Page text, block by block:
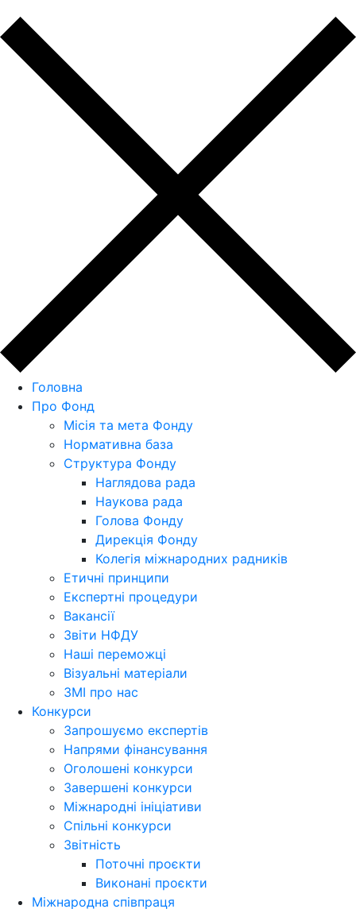
Головна
Про Фонд
Місія та мета Фонду
Нормативна база
Структура Фонду
Наглядова рада
Наукова рада
Голова Фонду
Дирекція Фонду
Колегія міжнародних радників
Етичні принципи
Експертні процедури
Вакансії
Звіти НФДУ
Наші переможці
Візуальні матеріали
ЗМІ про нас
Конкурси
Запрошуємо експертів
Напрями фінансування
Оголошені конкурси
Завершені конкурси
Міжнародні ініціативи
Спільні конкурси
Звітність
Поточні проєкти
Виконані проєкти
Міжнародна співпраця